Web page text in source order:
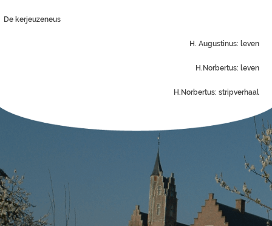
De kerjeuzeneus
H. Augustinus: leven
H.Norbertus: leven
H.Norbertus: stripverhaal